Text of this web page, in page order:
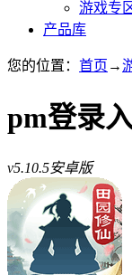
游戏专
产品库
您的位置： 首页 →
pm登录
v5.10.5安卓版